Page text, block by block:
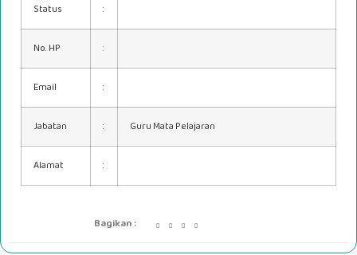
Status :
No. HP :
Email :
Jabatan : Guru Mata Pelajaran
Alamat :
Bagikan :